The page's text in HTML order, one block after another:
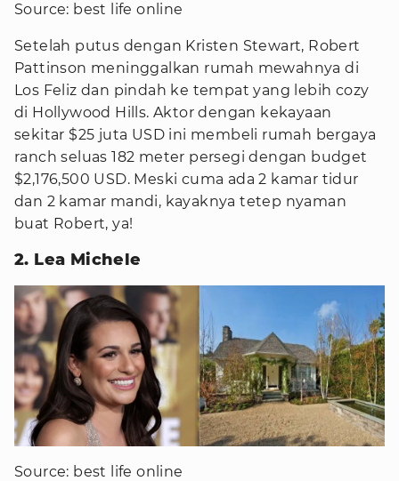
Source: best life online
Setelah putus dengan Kristen Stewart, Robert
Pattinson meninggalkan rumah mewahnya di
Los Feliz dan pindah ke tempat yang lebih cozy
di Hollywood Hills. Aktor dengan kekayaan
sekitar $25 juta USD ini membeli rumah bergaya
ranch seluas 182 meter persegi dengan budget
$2,176,500 USD. Meski cuma ada 2 kamar tidur
dan 2 kamar mandi, kayaknya tetep nyaman
buat Robert, ya!
2. Lea Michele
Source: best life online